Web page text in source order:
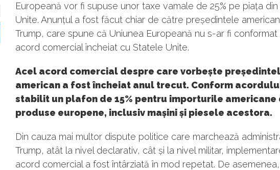
Europeană vor fi supuse unor taxe vamale de 25% pe piața
Unite. Anunțul a fost făcut chiar de către președintele
Trump, care spune că Uniunea Europeană nu s-ar fi conformat
acord comercial încheiat cu Statele Unite.
Acel acord comercial despre care vorbește
american a fost încheiat anul trecut. Conform
stabilit un plafon de 15% pentru importurile americane
produse europene, inclusiv mașini și piesele acestora.
Din cauza mai multor dispute politice care marchează
Trump, atât la nivel declarativ, cât și la nivel militar,
acord comercial a fost întârziată în mod repetat. De